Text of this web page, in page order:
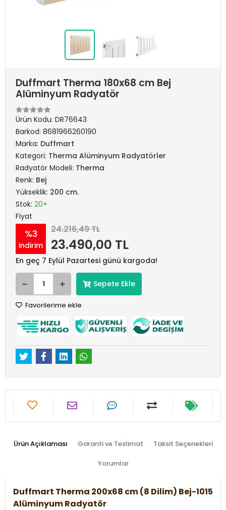
Duffmart Therma 180x68 cm Bej
Alüminyum Radyatör
Ürün Kodu: DR76643
Barkod: 8681966260190
Marka: Duffmart
Kategori: Therma Alüminyum Radyatörler
Radyatör Modeli: Therma
Renk: Bej
Yükseklik: 200 cm.
Stok: 20+
Fiyat
%3
indirim
24.216,49 TL
23.490,00 TL
En geç 7 Eylül Pazartesi günü kargoda!
Sepete Ekle
Favorilerime ekle
Ürün Açıklaması Garanti ve Teslimat Taksit Seçenekleri
Yorumlar
Duffmart Therma 200x68 cm (8 Dilim) Bej-1015
Alüminyum Radyatör